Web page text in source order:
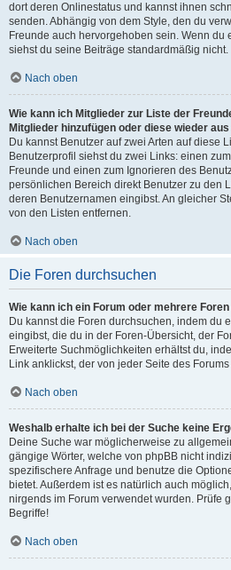
dort deren Onlinestatus und kannst ihnen
senden. Abhängig von dem Style, den du
Freunde auch hervorgehoben sein. Wenn du
siehst du seine Beiträge standardmäßig nicht.
Nach oben
Wie kann ich Mitglieder zur Liste der
Mitglieder hinzufügen oder diese wieder
Du kannst Benutzer auf zwei Arten auf diese
Benutzerprofil siehst du zwei Links: einen
Freunde und einen zum Ignorieren des
persönlichen Bereich direkt Benutzer zu den
deren Benutzernamen eingibst. An gleicher
von den Listen entfernen.
Nach oben
Die Foren durchsuchen
Wie kann ich ein Forum oder mehrere
Du kannst die Foren durchsuchen, indem du
eingibst, die du in der Foren-Übersicht, der
Erweiterte Suchmöglichkeiten erhältst du,
Link anklickst, der von jeder Seite des
Nach oben
Weshalb erhalte ich bei der Suche keine
Deine Suche war möglicherweise zu
gängige Wörter, welche von phpBB nicht
spezifischere Anfrage und benutze die
bietet. Außerdem ist es natürlich auch
nirgends im Forum verwendet wurden. Prüfe
Begriffe!
Nach oben